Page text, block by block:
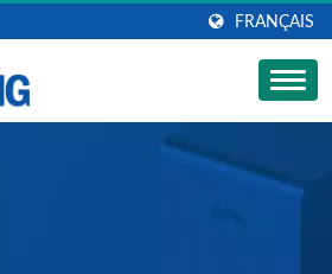
FRANÇAIS